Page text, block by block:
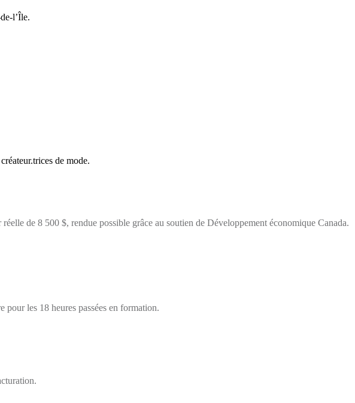
l’Île.
de mode.
de 8 500 $, rendue possible grâce au soutien de Développement économique Canada.
les 18 heures passées en formation.